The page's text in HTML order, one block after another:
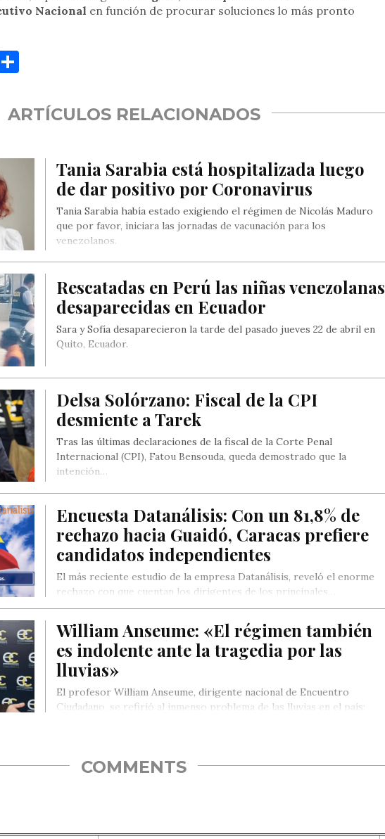
Nacional en función de procurar soluciones lo más pronto
Compartir
ARTÍCULOS RELACIONADOS
Tania Sarabia está hospitalizada luego
de dar positivo por Coronavirus
Tania Sarabia había estado exigiendo el régimen de Nicolás Maduro
que por favor, iniciara las jornadas de vacunación para los
venezolanos.
Rescatadas en Perú las niñas venezolanas
desaparecidas en Ecuador
Sara y Sofía desaparecieron la tarde del pasado jueves 22 de abril en
Quito, Ecuador.
Delsa Solórzano: Fiscal de la CPI
desmiente a Tarek
Tras las últimas declaraciones de la fiscal de la Corte Penal
Internacional (CPI), Fatou Bensouda, queda demostrado que la
intención…
Encuesta Datanálisis: Con un 81,8% de
rechazo hacia Guaidó, Caracas prefiere
candidatos independientes
El más reciente estudio de la empresa Datanálisis, reveló el enorme
rechazo con que cuentan los dirigentes de los principales…
William Anseume: «El régimen también
es indolente ante la tragedia por las
lluvias»
El profesor William Anseume, dirigente nacional de Encuentro
Ciudadano, se refirió al inmenso problema de las lluvias en el país:
COMMENTS